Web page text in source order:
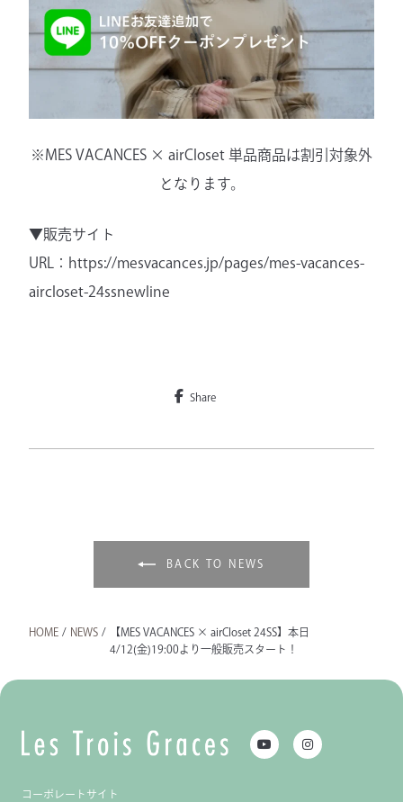
※MES VACANCES × airCloset 単品商品は割引対象外
となります。
▼販売サイト
URL： https://mesvacances.jp/pages/mes-vacances-
aircloset-24ssnewline
Share
BACK TO NEWS
HOME / NEWS /
【MES VACANCES × airCloset 24SS】本日
4/12(金)19:00より一般販売スタート！
コーポレートサイト